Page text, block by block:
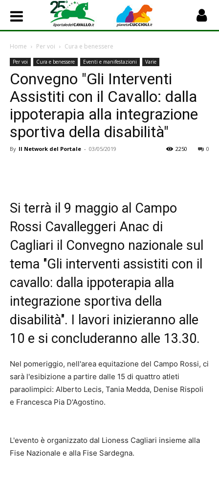
Home Per voi Cura e benessere
Per voi Cura e benessere Eventi e manifestazioni Varie
Convegno "Gli Interventi
Assistiti con il Cavallo: dalla
ippoterapia alla integrazione
sportiva della disabilità"
By Il Network del Portale - 03/05/2019 0
2250
Si terrà il 9 maggio al Campo
Rossi Cavalleggeri Anac di
Cagliari il Convegno nazionale sul
tema "Gli interventi assistiti con il
cavallo: dalla ippoterapia alla
integrazione sportiva della
disabilità". I lavori inizieranno alle
10 e si concluderanno alle 13.30.
Nel pomeriggio, nell'area equitazione del Campo Rossi, ci
sarà l'esibizione a partire dalle 15 di quattro atleti
paraolimpici: Alberto Lecis, Tania Medda, Denise Rispoli
e Francesca Pia D'Agostino.
L'evento è organizzato dal Lioness Cagliari insieme alla
Fise Nazionale e alla Fise Sardegna.